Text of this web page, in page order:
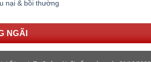
nại & bồi thường
NGÃI